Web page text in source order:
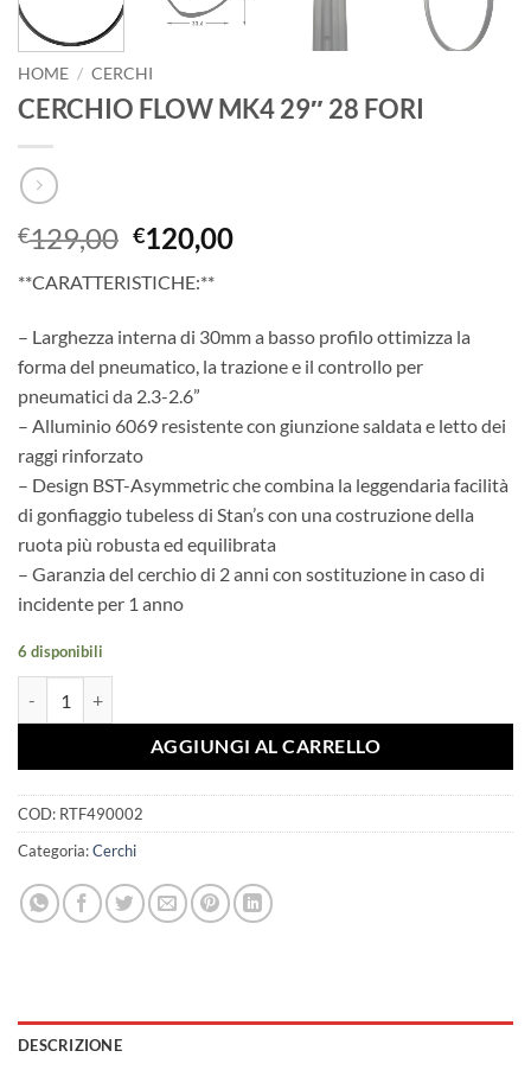
HOME / CERCHI
CERCHIO FLOW MK4 29″ 28 FORI
€129,00 Il
prezzo
originale
€129,00.
€120,00Il
€120,00.
**CARATTERISTICHE:**
– Larghezza interna di 30mm a basso profilo ottimizza la
forma del pneumatico, la trazione e il controllo per
pneumatici da 2.3-2.6”
– Alluminio 6069 resistente con giunzione saldata e letto dei
raggi rinforzato
– Design BST-Asymmetric che combina la leggendaria facilità
di gonfiaggio tubeless di Stan’s con una costruzione della
ruota più robusta ed equilibrata
– Garanzia del cerchio di 2 anni con sostituzione in caso di
incidente per 1 anno
6 disponibili
AGGIUNGI AL CARRELLO
COD: RTF490002
Categoria:Cerchi
DESCRIZIONE